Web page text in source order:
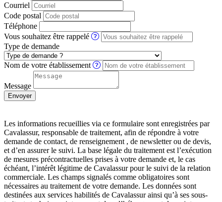
Courriel
Code postal
Téléphone
Vous souhaitez être rappelé
Type de demande
Nom de votre établissement
Message
Les informations recueillies via ce formulaire sont enregistrées par
Cavalassur, responsable de traitement, afin de répondre à votre
demande de contact, de renseignement , de newsletter ou de devis,
et d’en assurer le suivi. La base légale du traitement est l’exécution
de mesures précontractuelles prises à votre demande et, le cas
échéant, l’intérêt légitime de Cavalassur pour le suivi de la relation
commerciale. Les champs signalés comme obligatoires sont
nécessaires au traitement de votre demande. Les données sont
destinées aux services habilités de Cavalassur ainsi qu’à ses sous-